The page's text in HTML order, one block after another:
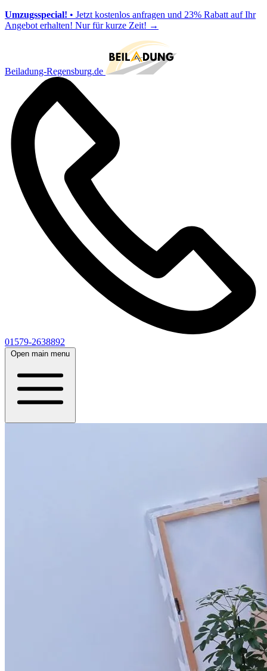
Umzugsspecial! • Jetzt kostenlos anfragen und 23% Rabatt auf Ihr
Angebot erhalten! Nur für kurze Zeit! →
Beiladung-Regensburg.de
01579-2638892
Open main menu